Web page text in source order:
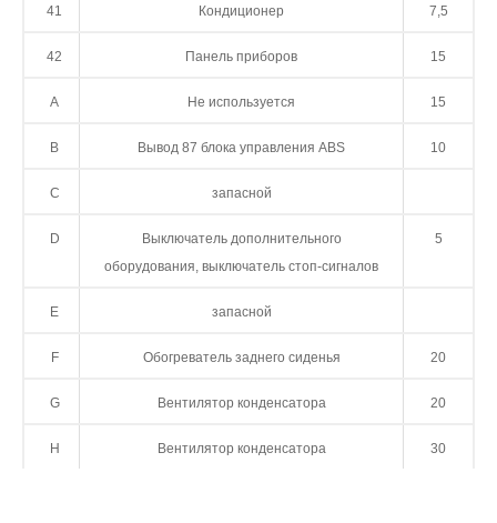
41 Кондиционер 7,5
42 Панель приборов 15
A Не используется 15
B Вывод 87 блока управления ABS 10
C запасной
D
Выключатель дополнительного
оборудования, выключатель стоп-сигналов
5
E запасной
F Обогреватель заднего сиденья 20
G Вентилятор конденсатора 20
H Вентилятор конденсатора 30